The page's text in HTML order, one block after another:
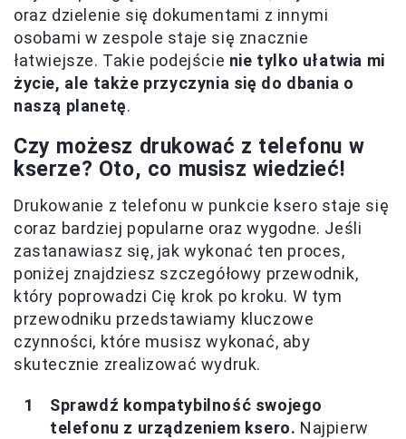
oraz dzielenie się dokumentami z innymi
osobami w zespole staje się znacznie
łatwiejsze. Takie podejście nie tylko ułatwia mi
życie, ale także przyczynia się do dbania o
naszą planetę.
Czy możesz drukować z telefonu w
kserze? Oto, co musisz wiedzieć!
Drukowanie z telefonu w punkcie ksero staje się
coraz bardziej popularne oraz wygodne. Jeśli
zastanawiasz się, jak wykonać ten proces,
poniżej znajdziesz szczegółowy przewodnik,
który poprowadzi Cię krok po kroku. W tym
przewodniku przedstawiamy kluczowe
czynności, które musisz wykonać, aby
skutecznie zrealizować wydruk.
Sprawdź kompatybilność swojego
telefonu z urządzeniem ksero. Najpierw